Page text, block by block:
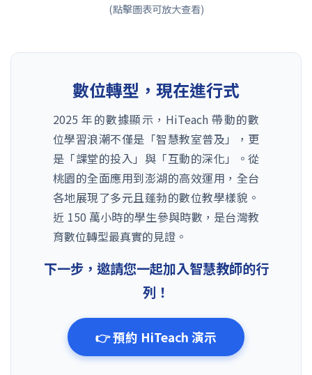
(點擊圖表可放大查看)
數位轉型，現在進行式
2025 年的數據顯示，HiTeach 帶動的數
位學習浪潮不僅是「智慧教室普及」，更
是「課堂的投入」與「互動的深化」。從
桃園的全面應用到澎湖的高效運用，全台
各地展現了多元且蓬勃的數位教學樣貌。
近 150 萬小時的學生參與時數，是台灣教
育數位轉型最真實的見證。
下一步，邀請您一起加入智慧教師的行
列！
👉 預約 HiTeach 演示